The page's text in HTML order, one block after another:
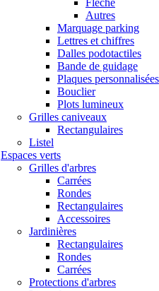
Flèche
Autres
Marquage parking
Lettres et chiffres
Dalles podotactiles
Bande de guidage
Plaques personnalisées
Bouclier
Plots lumineux
Grilles caniveaux
Rectangulaires
Listel
Espaces verts
Grilles d'arbres
Carrées
Rondes
Rectangulaires
Accessoires
Jardinières
Rectangulaires
Rondes
Carrées
Protections d'arbres